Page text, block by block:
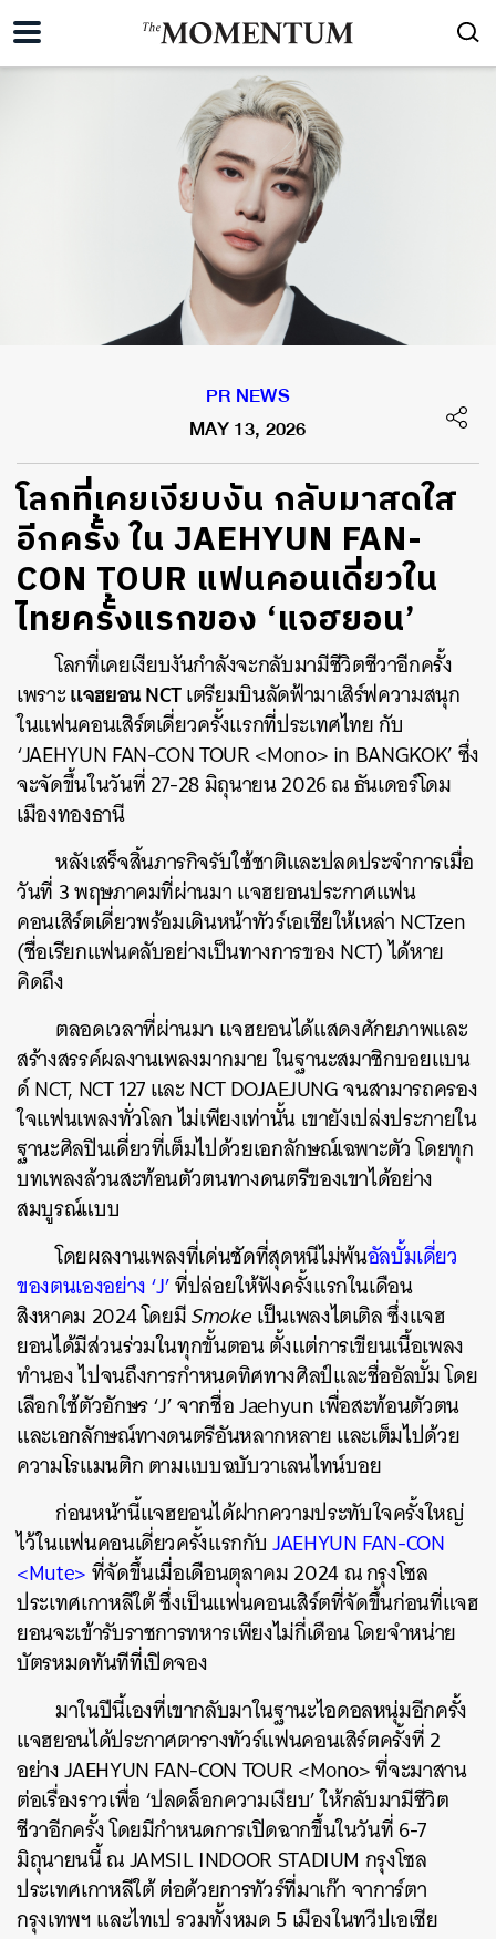
PR NEWS
MAY 13, 2026
โลกที่เคยเงียบงัน กลับมาสดใส
อีกครั้ง ใน JAEHYUN FAN-
CON TOUR แฟนคอนเดี่ยวใน
ไทยครั้งแรกของ ‘แจฮยอน’
โลกที่เคยเงียบงันกำลังจะกลับมามีชีวิตชีวาอีกครั้ง
เพราะแจฮยอน NCTเตรียมบินลัดฟ้ามาเสิร์ฟความสนุก
ในแฟนคอนเสิร์ตเดี่ยวครั้งแรกที่ประเทศไทย กับ
‘JAEHYUN FAN-CON TOUR <Mono> in BANGKOK’ ซึ่ง
จะจัดขึ้นในวันที่ 27-28 มิถุนายน 2026 ณ ธันเดอร์โดม
เมืองทองธานี
หลังเสร็จสิ้นภารกิจรับใช้ชาติและปลดประจำการเมื่อ
วันที่ 3 พฤษภาคมที่ผ่านมา แจฮยอนประกาศแฟน
คอนเสิร์ตเดี่ยวพร้อมเดินหน้าทัวร์เอเชียให้เหล่า NCTzen
(ชื่อเรียกแฟนคลับอย่างเป็นทางการของ NCT) ได้หาย
คิดถึง
ตลอดเวลาที่ผ่านมา แจฮยอนได้แสดงศักยภาพและ
สร้างสรรค์ผลงานเพลงมากมาย ในฐานะสมาชิกบอยแบน
ด์ NCT, NCT 127 และ NCT DOJAEJUNG จนสามารถครอง
ใจแฟนเพลงทั่วโลก ไม่เพียงเท่านั้น เขายังเปล่งประกายใน
ฐานะศิลปินเดี่ยวที่เต็มไปด้วยเอกลักษณ์เฉพาะตัว โดยทุก
บทเพลงล้วนสะท้อนตัวตนทางดนตรีของเขาได้อย่าง
สมบูรณ์แบบ
โดยผลงานเพลงที่เด่นชัดที่สุดหนีไม่พ้นอัลบั้มเดี่ยว
ของตนเองอย่าง ‘J’ที่ปล่อยให้ฟังครั้งแรกในเดือน
สิงหาคม 2024 โดยมีSmokeเป็นเพลงไตเติล ซึ่งแจฮ
ยอนได้มีส่วนร่วมในทุกขั้นตอน ตั้งแต่การเขียนเนื้อเพลง
ทำนอง ไปจนถึงการกำหนดทิศทางศิลป์และชื่ออัลบั้ม โดย
เลือกใช้ตัวอักษร ‘J’ จากชื่อ Jaehyun เพื่อสะท้อนตัวตน
และเอกลักษณ์ทางดนตรีอันหลากหลาย และเต็มไปด้วย
ความโรแมนติก ตามแบบฉบับวาเลนไทน์บอย
ก่อนหน้านี้แจฮยอนได้ฝากความประทับใจครั้งใหญ่
ไว้ในแฟนคอนเดี่ยวครั้งแรกกับJAEHYUN FAN-CON
<Mute>ที่จัดขึ้นเมื่อเดือนตุลาคม 2024 ณ กรุงโซล
ประเทศเกาหลีใต้ ซึ่งเป็นแฟนคอนเสิร์ตที่จัดขึ้นก่อนที่แจฮ
ยอนจะเข้ารับราชการทหารเพียงไม่กี่เดือน โดยจำหน่าย
บัตรหมดทันทีที่เปิดจอง
มาในปีนี้เองที่เขากลับมาในฐานะไอดอลหนุ่มอีกครั้ง
แจฮยอนได้ประกาศตารางทัวร์แฟนคอนเสิร์ตครั้งที่ 2
อย่าง JAEHYUN FAN-CON TOUR <Mono> ที่จะมาสาน
ต่อเรื่องราวเพื่อ ‘ปลดล็อกความเงียบ’ ให้กลับมามีชีวิต
ชีวาอีกครั้ง โดยมีกำหนดการเปิดฉากขึ้นในวันที่ 6-7
มิถุนายนนี้ ณ JAMSIL INDOOR STADIUM กรุงโซล
ประเทศเกาหลีใต้ ต่อด้วยการทัวร์ที่มาเก๊า จาการ์ตา
กรุงเทพฯ และไทเป รวมทั้งหมด 5 เมืองในทวีปเอเชีย